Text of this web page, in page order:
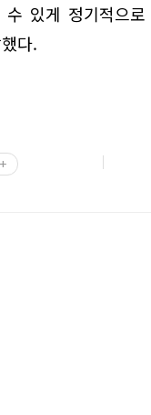
있게 정기적으
다.